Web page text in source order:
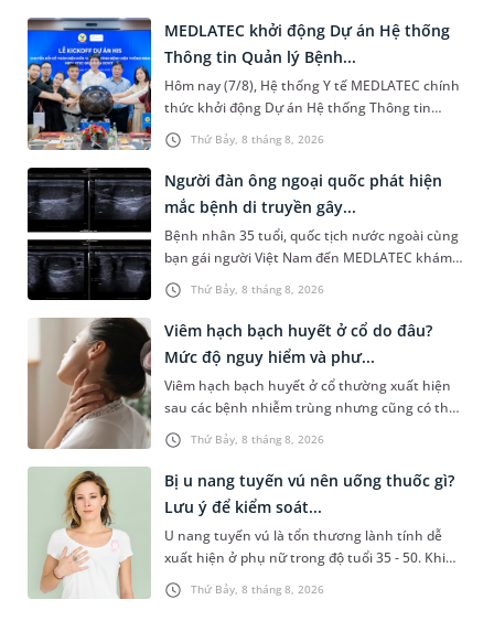
Thứ Bảy, 8 tháng 8, 2026
MEDLATEC khởi động Dự án Hệ thống
Thông tin Quản lý Bệnh...
Hôm nay (7/8), Hệ thống Y tế MEDLATEC chính
thức khởi động Dự án Hệ thống Thông tin
Quản lý Bệnh viện (HIS - Hospital Information
System) giai đoạn mới. Dự á...
Thứ Bảy, 8 tháng 8, 2026
Người đàn ông ngoại quốc phát hiện
mắc bệnh di truyền gây...
Bệnh nhân 35 tuổi, quốc tịch nước ngoài cùng
bạn gái người Việt Nam đến MEDLATEC khám
sức khỏe tiền hôn nhân. Qua thăm khám và
làm các xét nghiệm chuyên sâu,...
Thứ Bảy, 8 tháng 8, 2026
Viêm hạch bạch huyết ở cổ do đâu?
Mức độ nguy hiểm và phư...
Viêm hạch bạch huyết ở cổ thường xuất hiện
sau các bệnh nhiễm trùng nhưng cũng có thể
liên quan đến lao hạch hoặc ung thư. Để tìm
hiểu nguyên nhân gây viêm,...
Thứ Bảy, 8 tháng 8, 2026
Bị u nang tuyến vú nên uống thuốc gì?
Lưu ý để kiểm soát...
U nang tuyến vú là tổn thương lành tính dễ
xuất hiện ở phụ nữ trong độ tuổi 35 - 50. Khi
được chẩn đoán mắc bệnh, nhiều người
thường băn khoăn u nang tuyến v...